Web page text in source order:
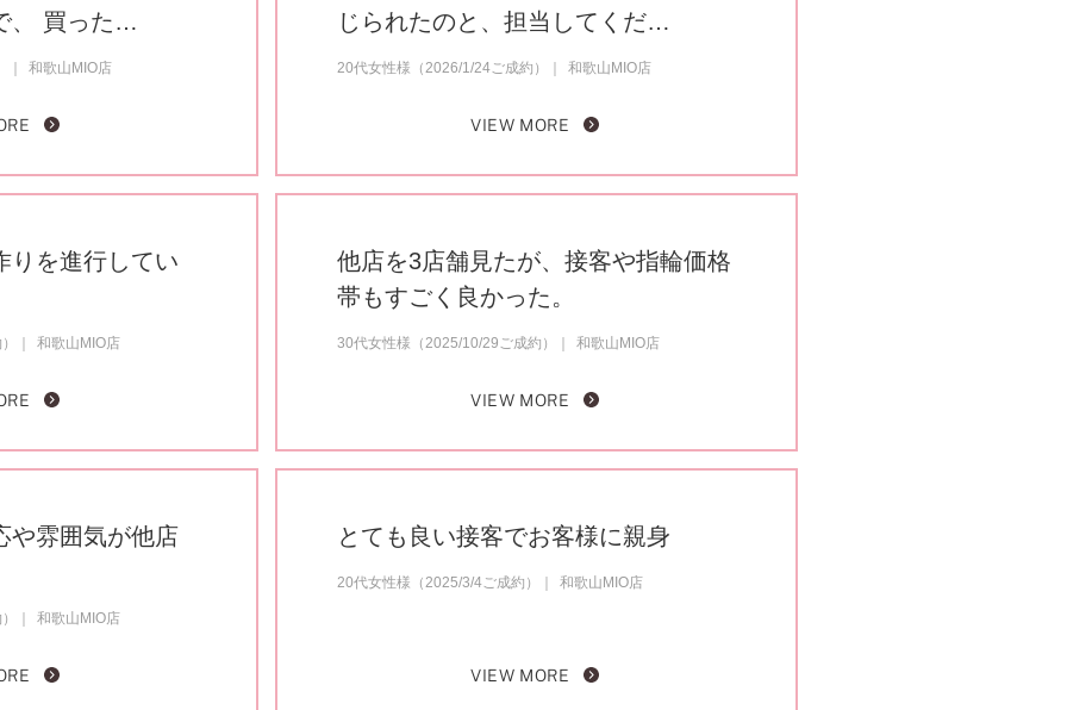
、 買った…
和歌山MIO店
じられたのと、担当してくだ…
20代女性様（2026/1/24ご成約） 和歌山MIO店
VIEW MORE
りを進行してい
和歌山MIO店
他店を3店舗見たが、接客や指輪価格
帯もすごく良かった。
30代女性様（2025/10/29ご成約） 和歌山MIO店
VIEW MORE
や雰囲気が他店
和歌山MIO店
とても良い接客でお客様に親身
20代女性様（2025/3/4ご成約） 和歌山MIO店
VIEW MORE